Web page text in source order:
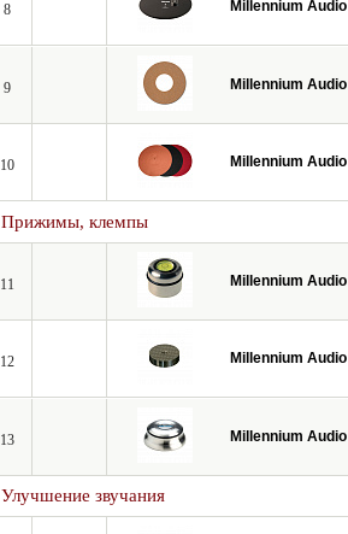
8 Millennium Audio
9 Millennium Audio
10 Millennium Audio
Прижимы, клемпы
11 Millennium Audio
12 Millennium Audio
13 Millennium Audio
Улучшение звучания